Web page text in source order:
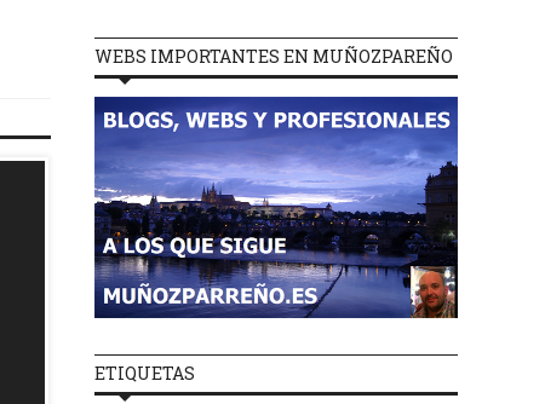
WEBS IMPORTANTES EN MUÑOZPAREÑO
ETIQUETAS